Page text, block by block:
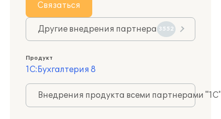
Связаться
Другие внедрения партнера 3552
Продукт
1С:Бухгалтерия 8
Внедрения продукта всеми партнерами